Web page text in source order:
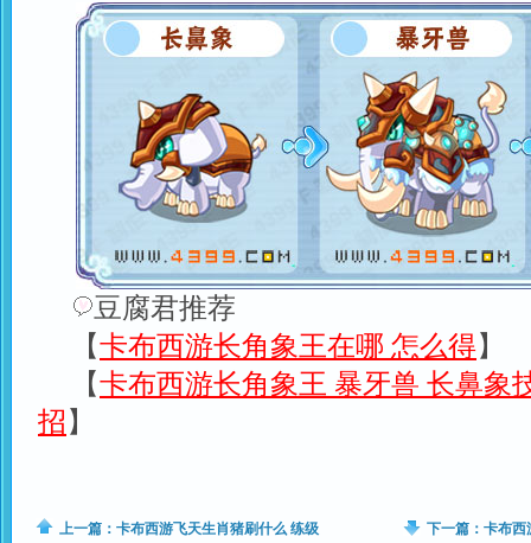
豆腐君推荐
【卡布西游长角象王在哪 怎么得】
【卡布西游长角象王 暴牙兽 长鼻象
招 】
上一篇： 卡布西游飞天生肖猪刷什么 练级 下一篇： 卡布西